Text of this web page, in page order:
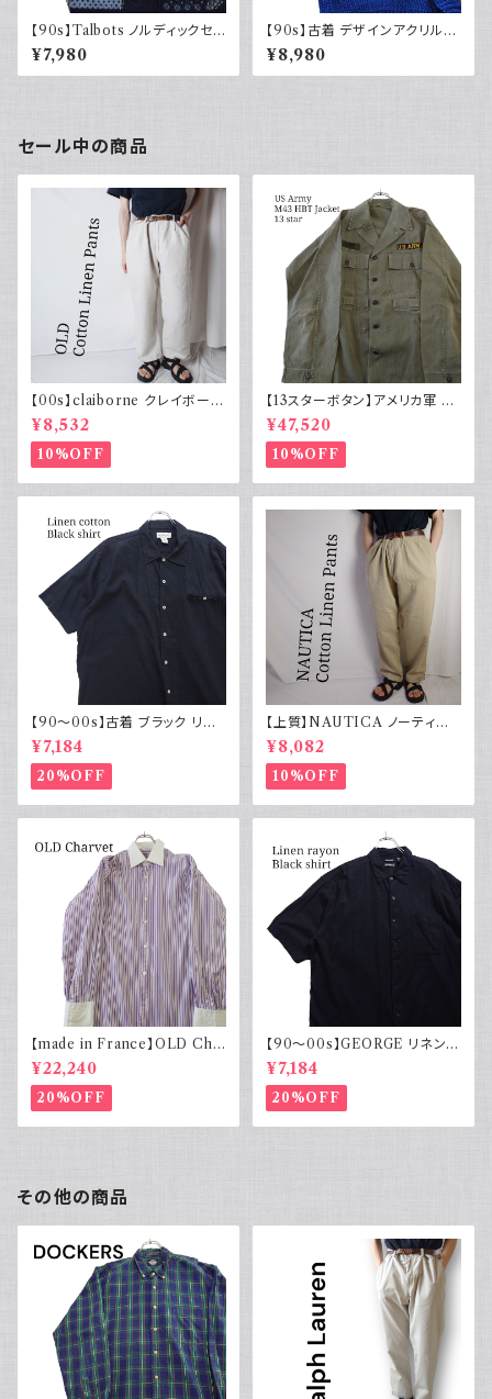
【90s】Talbots ノルディックセ
ーター ジップアップ メリノウー
ル 90年代 デザイン古着 ニット
¥7,980
【90s】古着 デザインアクリルニ
ット レトロ アニマル柄 ブルー ブ
ラック モックネック 花柄 ハート
¥8,980
セール中の商品
【00s】claiborne クレイボーン
リネンコットンパンツ ツータック
¥8,532
10%OFF
【13スターボタン】アメリカ軍 M
43 HBT ジャケット パッチ 軍物
実物
¥47,520
10%OFF
【90～00s】古着 ブラック リネ
ンコットンシャツ 黒 ボックスシ
ルエット
¥7,184
20%OFF
【上質】NAUTICA ノーティカ
コットンリネンパンツ ツータック
¥8,082
10%OFF
【made in France】OLD Cha
rvet ストライプ 切り替え 紫
¥22,240
20%OFF
【90～00s】GEORGE リネンレ
ーヨンシャツ 黒 ボックスシルエ
ット XL
¥7,184
20%OFF
その他の商品